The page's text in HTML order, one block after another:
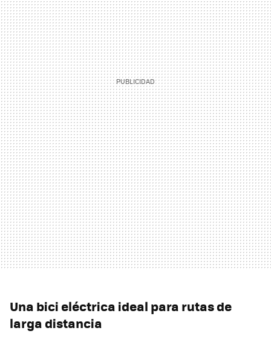
Una bici eléctrica ideal para rutas de
larga distancia